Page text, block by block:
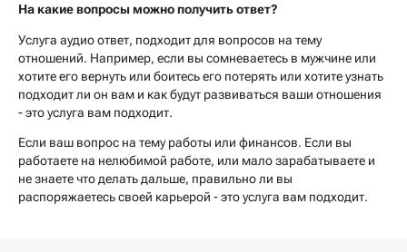
На какие вопросы можно получить ответ?
Услуга аудио ответ, подходит для вопросов на тему
отношений. Например, если вы сомневаетесь в мужчине или
хотите его вернуть или боитесь его потерять или хотите узнать
подходит ли он вам и как будут развиваться ваши отношения
- это услуга вам подходит.
Если ваш вопрос на тему работы или финансов. Если вы
работаете на нелюбимой работе, или мало зарабатываете и
не знаете что делать дальше, правильно ли вы
распоряжаетесь своей карьерой - это услуга вам подходит.